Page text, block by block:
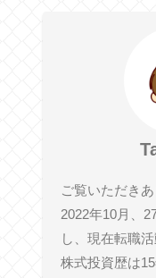
ご覧いただき
2022年10月、
し、現在転職
株式投資歴は